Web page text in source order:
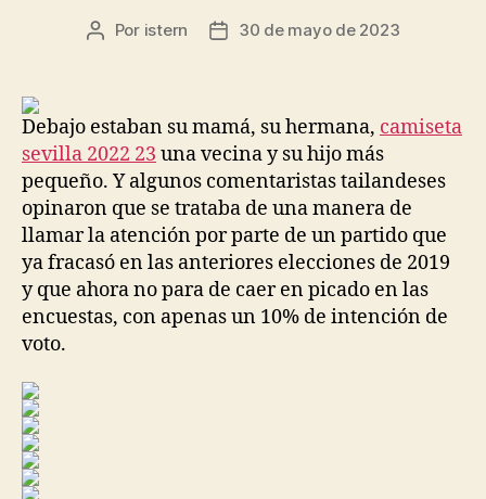
Autor
Por istern
Fecha30 de mayo de 2023
Debajo estaban su mamá, su hermana, camiseta
sevilla 2022 23 una vecina y su hijo más
pequeño. Y algunos comentaristas tailandeses
opinaron que se trataba de una manera de
llamar la atención por parte de un partido que
ya fracasó en las anteriores elecciones de 2019
y que ahora no para de caer en picado en las
encuestas, con apenas un 10% de intención de
voto.